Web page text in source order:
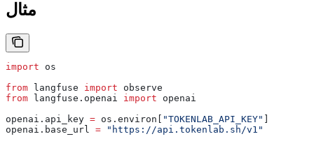
مثال
import os
from langfuse import observe
from langfuse.openai import openai
openai.api_key = os.environ[ "TOKENLAB_API_KEY"
openai.base_url = "https://api.tokenlab.sh/v1"